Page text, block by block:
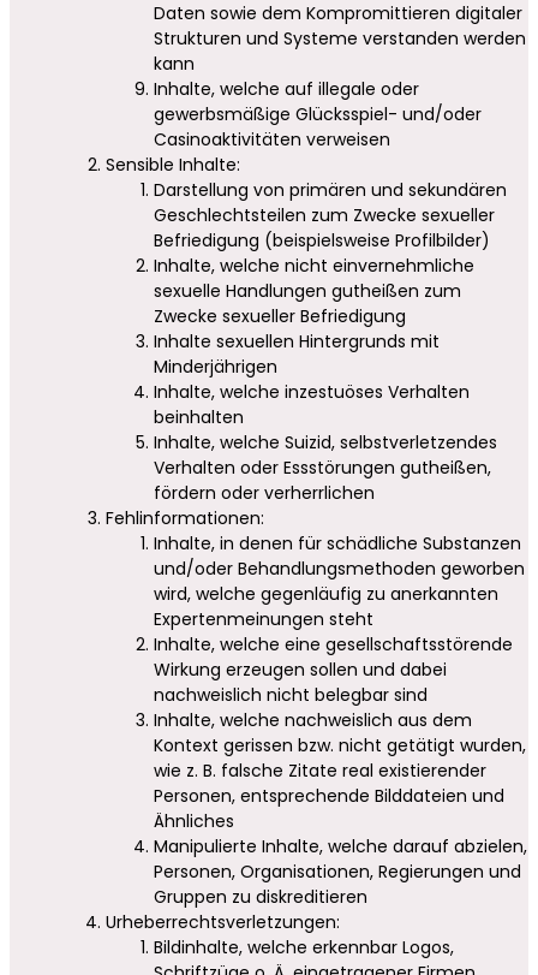
Daten sowie dem Kompromittieren digitaler
Strukturen und Systeme verstanden werden
kann
Inhalte, welche auf illegale oder
gewerbsmäßige Glücksspiel- und/oder
Casinoaktivitäten verweisen
Sensible Inhalte:
Darstellung von primären und sekundären
Geschlechtsteilen zum Zwecke sexueller
Befriedigung (beispielsweise Profilbilder)
Inhalte, welche nicht einvernehmliche
sexuelle Handlungen gutheißen zum
Zwecke sexueller Befriedigung
Inhalte sexuellen Hintergrunds mit
Minderjährigen
Inhalte, welche inzestuöses Verhalten
beinhalten
Inhalte, welche Suizid, selbstverletzendes
Verhalten oder Essstörungen gutheißen,
fördern oder verherrlichen
Fehlinformationen:
Inhalte, in denen für schädliche Substanzen
und/oder Behandlungsmethoden geworben
wird, welche gegenläufig zu anerkannten
Expertenmeinungen steht
Inhalte, welche eine gesellschaftsstörende
Wirkung erzeugen sollen und dabei
nachweislich nicht belegbar sind
Inhalte, welche nachweislich aus dem
Kontext gerissen bzw. nicht getätigt wurden,
wie z. B. falsche Zitate real existierender
Personen, entsprechende Bilddateien und
Ähnliches
Manipulierte Inhalte, welche darauf abzielen,
Personen, Organisationen, Regierungen und
Gruppen zu diskreditieren
Urheberrechtsverletzungen:
Bildinhalte, welche erkennbar Logos,